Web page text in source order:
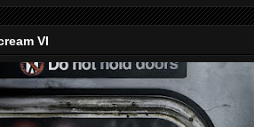
VI